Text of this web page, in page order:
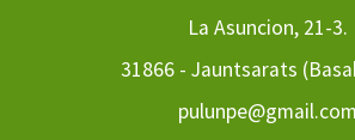
La Asuncion, 21-3.
31866 - Jauntsarats
pulunpe@gmail.com